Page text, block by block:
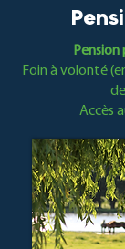
Foin à volonté
Accès